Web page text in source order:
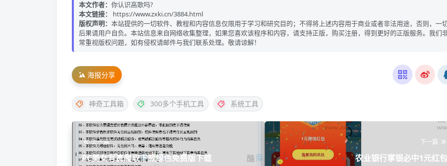
本文作者： 你认识高歌吗?
本文链接：
https://www.zxki.cn/3884.html
版权声明： 本站提供的一切软件、教程和内容信息仅限用于学习和研究目的；不得将上述内容用于商业或者非法用途，否则，一
后果请用户自负。本站信息来自网络收集整理，如果您喜欢该程序和内容，请支持正版，购买注册，得到更好的正版服务。我们
常重视版权问题，如有侵权请邮件与我们联系处理。敬请谅解！
海报分享
神奇工具箱 300多个手机工具 系统工具
上一篇
PC美女写真爬取下载绿色免费版下载
下一篇
农业银行掌银必中1元红包